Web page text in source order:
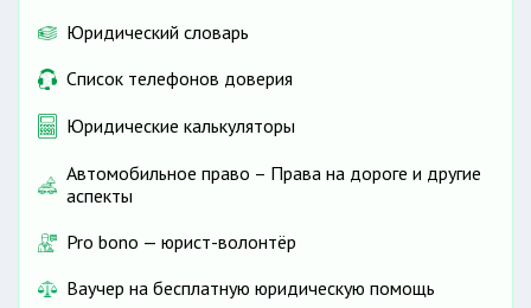
Юридический словарь
Список телефонов доверия
Юридические калькуляторы
Автомобильное право – Права на дороге и другие
аспекты
Pro bono — юрист-волонтёр
Ваучер на бесплатную юридическую помощь